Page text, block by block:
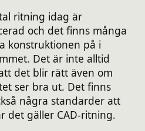
ritning idag är
och det finns många
konstruktionen på i
Det är inte alltid
det blir rätt även om
ser bra ut. Det finns
några standarder att
det gäller CAD-ritning.